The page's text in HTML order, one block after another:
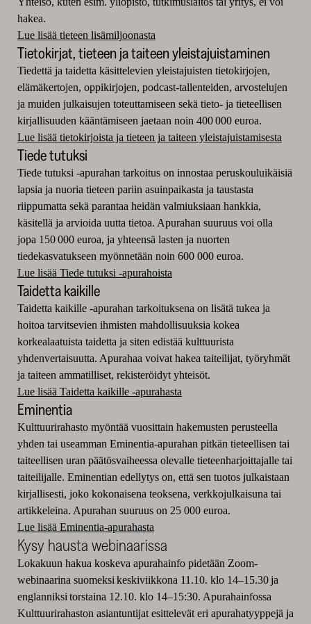
hakea.
Lue lisää tieteen lisämiljoonasta
Tietokirjat, tieteen ja taiteen yleistajuistaminen
Tiedettä ja taidetta käsittelevien yleistajuisten tietokirjojen,
elämäkertojen, oppikirjojen, podcast-tallenteiden, arvostelujen
ja muiden julkaisujen toteuttamiseen sekä tieto- ja tieteellisen
kirjallisuuden kääntämiseen jaetaan noin 400 000 euroa.
Lue lisää tietokirjoista ja tieteen ja taiteen yleistajuistamisesta
Tiede tutuksi
Tiede tutuksi -apurahan tarkoitus on innostaa peruskouluikäisiä
lapsia ja nuoria tieteen pariin asuinpaikasta ja taustasta
riippumatta sekä parantaa heidän valmiuksiaan hankkia,
käsitellä ja arvioida uutta tietoa. Apurahan suuruus voi olla
jopa 150 000 euroa, ja yhteensä lasten ja nuorten
tiedekasvatukseen myönnetään noin 600 000 euroa.
Lue lisää Tiede tutuksi -apurahoista
Taidetta kaikille
Taidetta kaikille -apurahan tarkoituksena on lisätä tukea ja
hoitoa tarvitsevien ihmisten mahdollisuuksia kokea
korkealaatuista taidetta ja siten edistää kulttuurista
yhdenvertaisuutta. Apurahaa voivat hakea taiteilijat, työryhmät
ja taiteen ammatilliset, rekisteröidyt yhteisöt.
Lue lisää Taidetta kaikille -apurahasta
Eminentia
Kulttuurirahasto myöntää vuosittain hakemusten perusteella
yhden tai useamman Eminentia-apurahan pitkän tieteellisen tai
taiteellisen uran päätösvaiheessa olevalle tieteenharjoittajalle tai
taiteilijalle. Eminentian edellytys on, että sen tuotos julkaistaan
kirjallisesti, joko kokonaisena teoksena, verkkojulkaisuna tai
artikkeleina. Apurahan suuruus on 25 000 euroa.
Lue lisää Eminentia-apurahasta
Kysy hausta webinaarissa
Lokakuun hakua koskeva apurahainfo pidetään Zoom-
webinaarina suomeksi keskiviikkona 11.10. klo 14–15.30 ja
englanniksi torstaina 12.10. klo 14–15:30. Apurahainfossa
Kulttuurirahaston asiantuntijat esittelevät eri apurahatyyppejä ja